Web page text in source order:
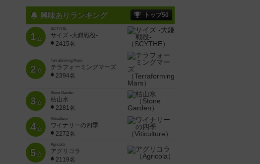
興味ありランキング トップ50
1位
SCYTHE
サイズ -大鎌戦役-
2415名
2位
Terraforming Mars
テラフォーミングマーズ
2394名
3位
Stone Garden
枯山水
2281名
4位
Viticulture
ワイナリーの四季
2272名
5位
Agricola
アグリコラ
2119名